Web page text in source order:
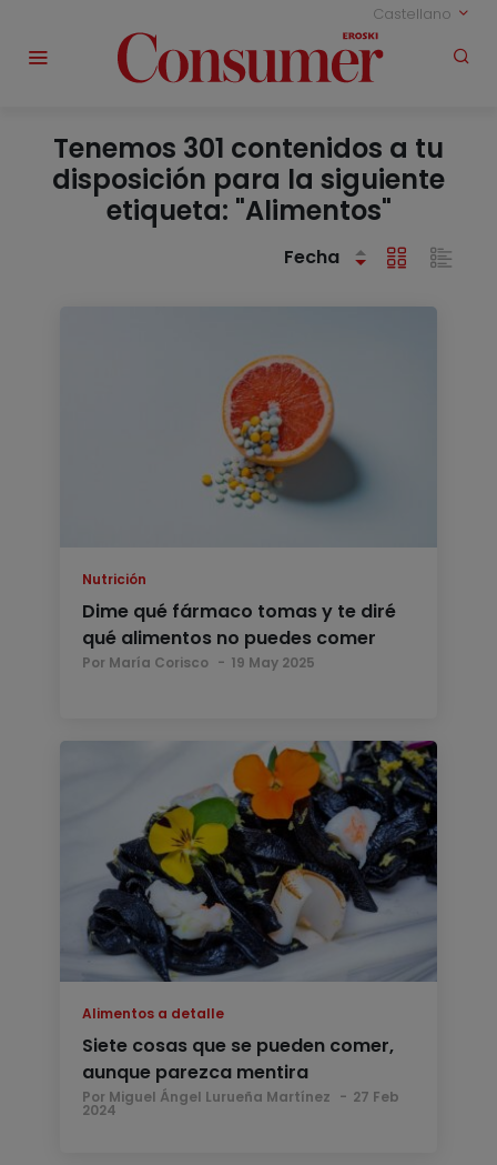
Castellano
Tenemos 301 contenidos a tu
disposición para la siguiente
etiqueta: "Alimentos"
Fecha
Nutrición
Dime qué fármaco tomas y te diré
qué alimentos no puedes comer
Por María Corisco 19 May 2025
Alimentos a detalle
Siete cosas que se pueden comer,
aunque parezca mentira
Por Miguel Ángel Lurueña Martínez 27 Feb
2024